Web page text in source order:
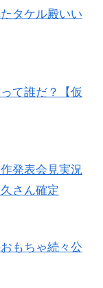
タケル殿いい
て誰だ？【仮
発表会見実況
さん確定
もちゃ続々公